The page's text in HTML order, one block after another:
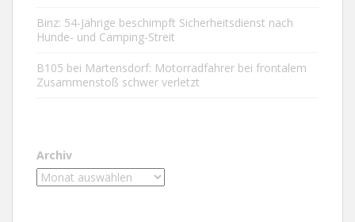
Binz: 54-Jährige beschimpft Sicherheitsdienst nach
Hunde- und Camping-Streit
B105 bei Martensdorf: Motorradfahrer bei frontalem
Zusammenstoß schwer verletzt
Archiv